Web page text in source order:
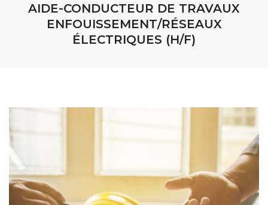
AIDE-CONDUCTEUR DE TRAVAUX
ENFOUISSEMENT/RÉSEAUX
ÉLECTRIQUES (H/F)